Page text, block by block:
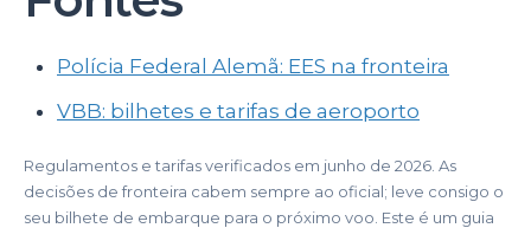
Polícia Federal Alemã: EES na fronteira
VBB: bilhetes e tarifas de aeroporto
Regulamentos e tarifas verificados em junho de 2026. As
decisões de fronteira cabem sempre ao oficial; leve consigo o
seu bilhete de embarque para o próximo voo. Este é um guia